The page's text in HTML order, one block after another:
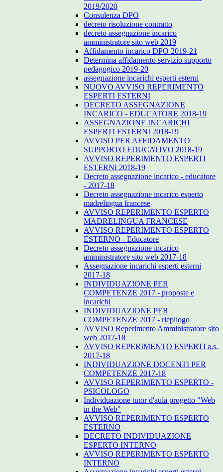
2019/2020
Consulenza DPO
decreto risoluzione contratto
decreto assegnazione incarico
amministratore sito web 2019
Affidamento incarico DPO 2019-21
Determina affidamento servizio supporto
pedagogico 2019-20
assegnazione incarichi esperti esterni
NUOVO AVVISO REPERIMENTO
ESPERTI ESTERNI
DECRETO ASSEGNAZIONE
INCARICO - EDUCATORE 2018-19
ASSEGNAZIONE INCARICHI
ESPERTI ESTERNI 2018-19
AVVISO PER AFFIDAMENTO
SUPPORTO EDUCATIVO 2018-19
AVVISO REPERIMENTO ESPERTI
ESTERNI 2018-19
Decreto assegnazione incarico - educatore
- 2017-18
Decreto assegnazione incarico esperto
madrelingua francese
AVVISO REPERIMENTO ESPERTO
MADRELINGUA FRANCESE
AVVISO REPERIMENTO ESPERTO
ESTERNO - Educatore
Decreto assegnazione incarico
amministratore sito web 2017-18
Assegnazione incarichi esperti esterni
2017-18
INDIVIDUAZIONE PER
COMPETENZE 2017 - proposte e
incarichi
INDIVIDUAZIONE PER
COMPETENZE 2017 - riepilogo
AVVISO Reperimento Amministratore sito
web 2017-18
AVVISO REPERIMENTO ESPERTI a.s.
2017-18
INDIVIDUAZIONE DOCENTI PER
COMPETENZE 2017-18
AVVISO REPERIMENTO ESPERTO -
PSICOLOGO
Individuazione tutor d'aula progetto "Web
in the Web"
AVVISO REPERIMENTO ESPERTO
ESTERNO
DECRETO INDIVIDUAZIONE
ESPERTO INTERNO
AVVISO REPERIMENTO ESPERTO
INTERNO